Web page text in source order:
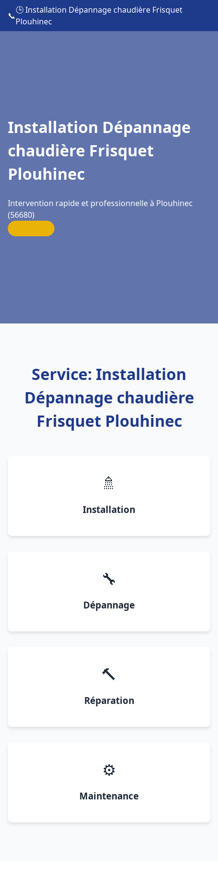
📞
🕒 Installation Dépannage chaudière Frisquet
Plouhinec
Installation Dépannage
chaudière Frisquet
Plouhinec
Intervention rapide et professionnelle à Plouhinec
(56680)
Service: Installation
Dépannage chaudière
Frisquet Plouhinec
🚿
Installation
🔧
Dépannage
🔨
Réparation
⚙️
Maintenance